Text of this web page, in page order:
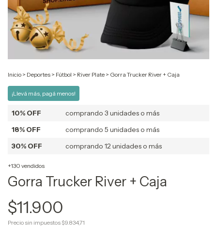
Inicio > Deportes > Fútbol > River Plate > Gorra Trucker River + Caja
¡Llevá más, pagá menos!
10% OFF
comprando 3 unidades o más
18% OFF
comprando 5 unidades o más
30% OFF
comprando 12 unidades o más
+130 vendidos
Gorra Trucker River + Caja
$11.900
Precio sin impuestos $9.834,71